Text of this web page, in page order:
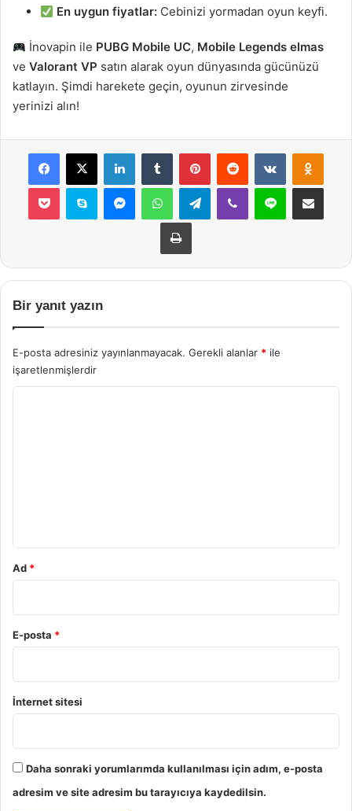
En uygun fiyatlar: Cebinizi yormadan oyun keyfi.
İnovapin ile PUBG Mobile UC, Mobile Legends elmas
ve Valorant VP satın alarak oyun dünyasında gücünüzü
katlayın. Şimdi harekete geçin, oyunun zirvesinde
yerinizi alın!
Facebook
X LinkedInTumblr PinterestReddit VKontakte
Pocket Skype MessengerWhatsAppTelegramViber Line E-Posta ile
Yazdır
Bir yanıt yazın
E-posta adresiniz yayınlanmayacak. Gerekli alanlar * ile
işaretlenmişlerdir
Ad *
E-posta *
İnternet sitesi
Daha sonraki yorumlarımda kullanılması için adım, e-posta
adresim ve site adresim bu tarayıcıya kaydedilsin.